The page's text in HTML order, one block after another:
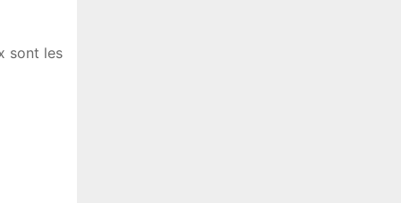
sont les